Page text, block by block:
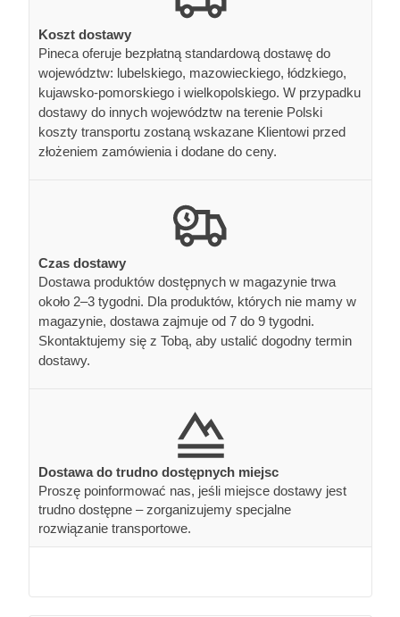
Koszt dostawy
Pineca oferuje bezpłatną standardową dostawę do
województw: lubelskiego, mazowieckiego, łódzkiego,
kujawsko-pomorskiego i wielkopolskiego. W przypadku
dostawy do innych województw na terenie Polski
koszty transportu zostaną wskazane Klientowi przed
złożeniem zamówienia i dodane do ceny.
Czas dostawy
Dostawa produktów dostępnych w magazynie trwa
około 2–3 tygodni. Dla produktów, których nie mamy w
magazynie, dostawa zajmuje od 7 do 9 tygodni.
Skontaktujemy się z Tobą, aby ustalić dogodny termin
dostawy.
Dostawa do trudno dostępnych miejsc
Proszę poinformować nas, jeśli miejsce dostawy jest
trudno dostępne – zorganizujemy specjalne
rozwiązanie transportowe.